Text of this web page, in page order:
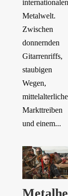
internationalen
Metalwelt.
Zwischen
donnernden
Gitarrenriffs,
staubigen
Wegen,
Markttreiben
und einem...